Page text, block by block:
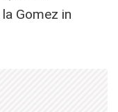
Gomez in